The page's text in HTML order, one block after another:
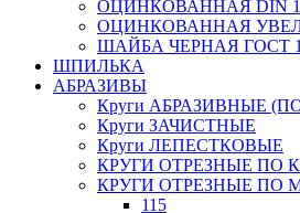
ОЦИНКОВАННАЯ DIN
ОЦИНКОВАННАЯ
ШАЙБА ЧЕРНАЯ ГОСТ
ШПИЛЬКА
АБРАЗИВЫ
Круги АБРАЗИВНЫЕ
Круги ЗАЧИСТНЫЕ
Круги ЛЕПЕСТКОВЫЕ
КРУГИ ОТРЕЗНЫЕ ПО
КРУГИ ОТРЕЗНЫЕ ПО
115